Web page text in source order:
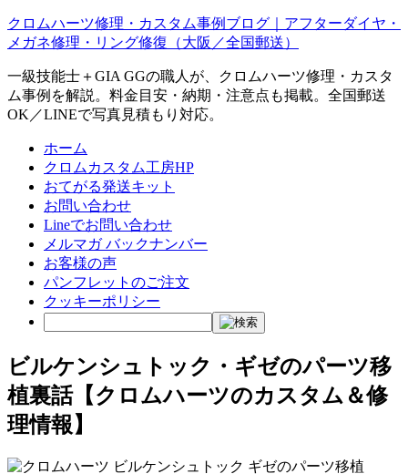
クロムハーツ修理・カスタム事例ブログ｜アフターダイヤ・
メガネ修理・リング修復（大阪／全国郵送）
一級技能士＋GIA GGの職人が、クロムハーツ修理・カスタ
ム事例を解説。料金目安・納期・注意点も掲載。全国郵送
OK／LINEで写真見積もり対応。
ホーム
クロムカスタム工房HP
おてがる発送キット
お問い合わせ
Lineでお問い合わせ
メルマガ バックナンバー
お客様の声
パンフレットのご注文
クッキーポリシー
ビルケンシュトック・ギゼのパーツ移
植裏話【クロムハーツのカスタム＆修
理情報】